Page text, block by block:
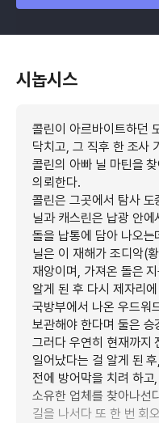
시놉시스
콜린이 아르바이트하던
닥치고, 그 직후 한 조사
콜린의 아빠 닐 마틴을
의뢰한다.
콜린은 그곳에서 탐사
닐과 캐스린은 납광 안에
돌을 납통에 담아 나오
닐은 이 재해가 조디악(
재앙이며, 가져온 돌은
알게 된 후 다시 제자리
국방부에서 나온 우드워
보관해야 한다며 둘은 승
그러다 우연히 현재까지
일어났다는 걸 알게 된
전에 방어막을 치려 하
소유한 업체를 찾아나선
길을 나서다 또 한 번 회